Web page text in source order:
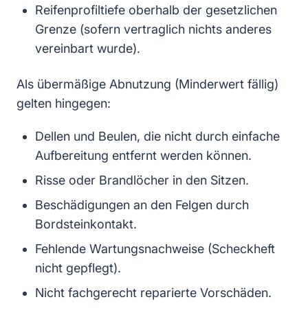
Reifenprofiltiefe oberhalb der gesetzlichen
Grenze (sofern vertraglich nichts anderes
vereinbart wurde).
Als übermäßige Abnutzung (Minderwert fällig)
gelten hingegen:
Dellen und Beulen, die nicht durch einfache
Aufbereitung entfernt werden können.
Risse oder Brandlöcher in den Sitzen.
Beschädigungen an den Felgen durch
Bordsteinkontakt.
Fehlende Wartungsnachweise (Scheckheft
nicht gepflegt).
Nicht fachgerecht reparierte Vorschäden.